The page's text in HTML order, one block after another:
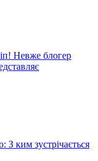
Невже блогер
З ким зустрічається